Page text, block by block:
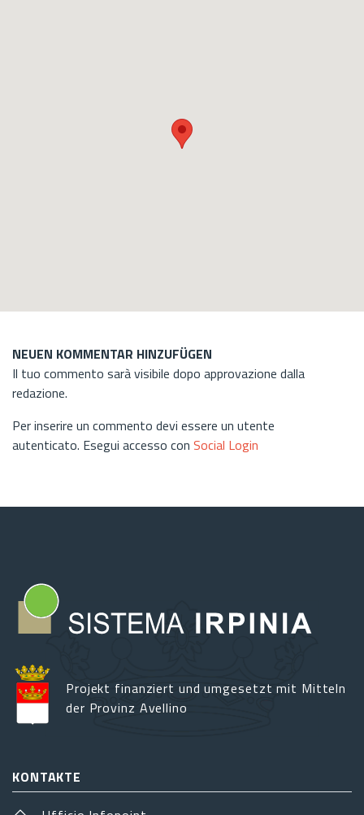
NEUEN KOMMENTAR HINZUFÜGEN
Il tuo commento sarà visibile dopo approvazione dalla
redazione.
Per inserire un commento devi essere un utente
autenticato. Esegui accesso con Social Login
Projekt finanziert und umgesetzt mit Mitteln
der Provinz Avellino
KONTAKTE